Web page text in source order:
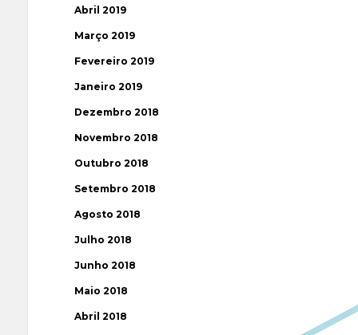
Abril 2019
Março 2019
Fevereiro 2019
Janeiro 2019
Dezembro 2018
Novembro 2018
Outubro 2018
Setembro 2018
Agosto 2018
Julho 2018
Junho 2018
Maio 2018
Abril 2018